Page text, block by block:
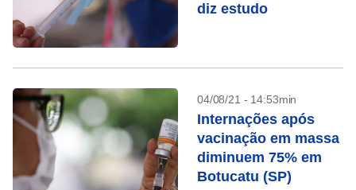
diz estudo
04/08/21 - 14:53min
Internações após
vacinação em massa
diminuem 75% em
Botucatu (SP)